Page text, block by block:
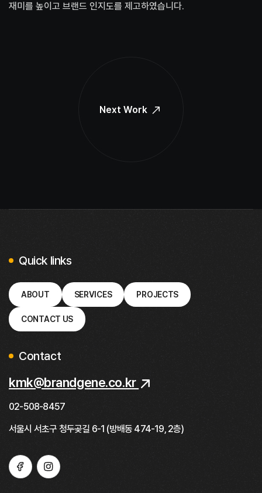
재미를 높이고 브랜드 인지도를 제고하였습니다.
Next Work
Quick links
ABOUT SERVICES PROJECTS
CONTACT US
Contact
kmk@brandgene.co.kr
02-508-8457
서울시 서초구 청두곶길 6-1 (방배동 474-19, 2층)